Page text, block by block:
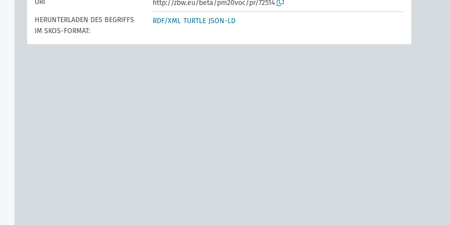
URI
http://zbw.eu/beta/pm20voc/pr/72514
HERUNTERLADEN DES BEGRIFFS
IM SKOS-FORMAT:
RDF/XML TURTLE JSON-LD